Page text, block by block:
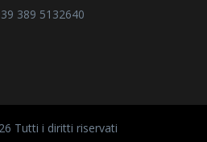
389 5132640
Tutti i diritti riservati